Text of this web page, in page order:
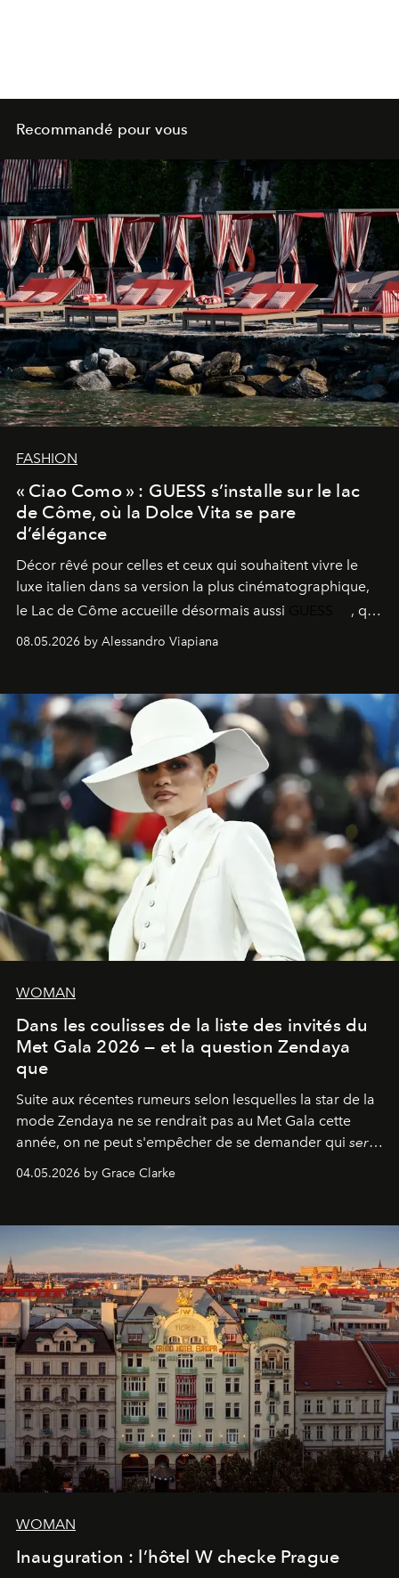
Recommandé pour vous
FASHION
« Ciao Como » : GUESS s’installe sur le lac
de Côme, où la Dolce Vita se pare
d’élégance
Décor rêvé pour celles et ceux qui souhaitent vivre le
luxe italien dans sa version la plus cinématographique,
le Lac de Côme accueille désormais aussi
, qui
fragrances. L’une des opérations de style les plus
08.05.2026 by Alessandro Viapiana
WOMAN
Dans les coulisses de la liste des invités du
Met Gala 2026 — et la question Zendaya
que
Suite aux récentes rumeurs selon lesquelles la star de la
mode Zendaya ne se rendrait pas au Met Gala cette
année, on ne peut s'empêcher de se demander qui sera
04.05.2026 by Grace Clarke
WOMAN
Inauguration : l’hôtel W checke Prague